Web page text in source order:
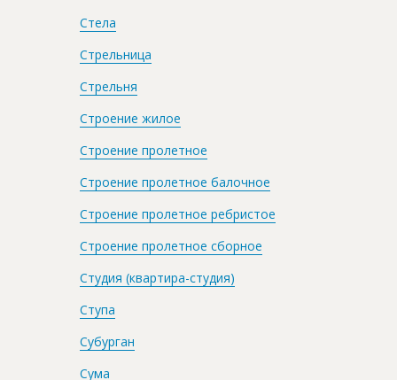
Стела
Стрельница
Стрельня
Строение жилое
Строение пролетное
Строение пролетное балочное
Строение пролетное ребристое
Строение пролетное сборное
Студия (квартира-студия)
Ступа
Субурган
Сума